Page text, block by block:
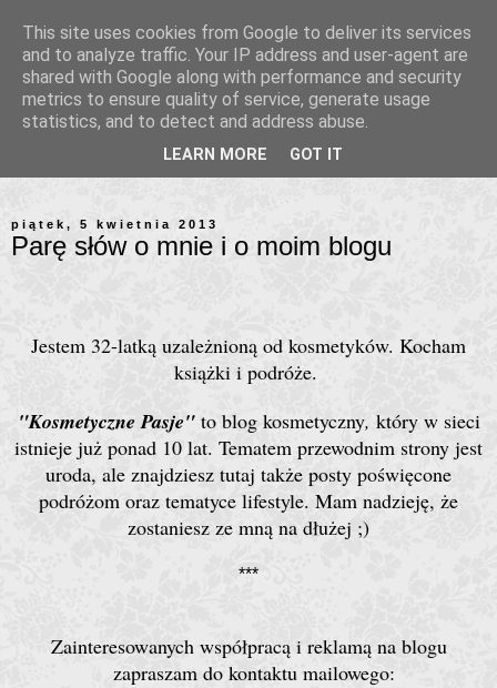
piątek, 5 kwietnia 2013
Parę słów o mnie i o moim blogu
Jestem 32-latką uzależnioną od kosmetyków. Kocham
książki i podróże.
"Kosmetyczne Pasje" to blog kosmetyczny, który w sieci
istnieje już ponad 10 lat. Tematem przewodnim strony jest
uroda, ale znajdziesz tutaj także posty poświęcone
podróżom oraz tematyce lifestyle. Mam nadzieję, że
zostaniesz ze mną na dłużej ;)
***
Zainteresowanych współpracą i reklamą na blogu
zapraszam do kontaktu mailowego:
This site uses cookies from Google to deliver its services
and to analyze traffic. Your IP address and user-agent are
shared with Google along with performance and security
metrics to ensure quality of service, generate usage
statistics, and to detect and address abuse.
LEARN MORE GOT IT